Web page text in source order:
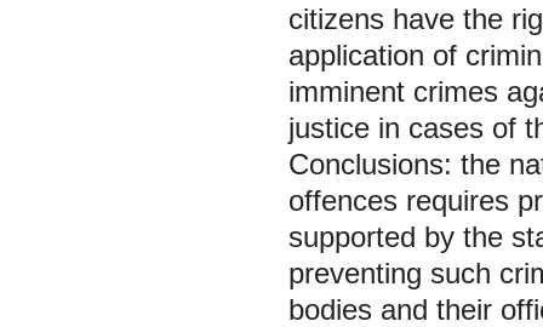
citizens have the
application of
imminent crimes
justice in cases of
Conclusions: the
offences requires
supported by the
preventing such
bodies and their